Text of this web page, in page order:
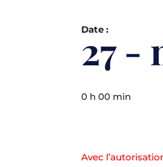
Date :
27 -
0 h 00 min
Avec